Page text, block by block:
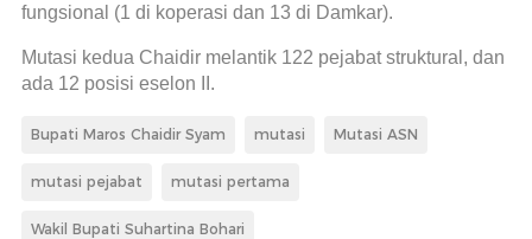
fungsional (1 di koperasi dan 13 di Damkar).
Mutasi kedua Chaidir melantik 122 pejabat struktural, dan
ada 12 posisi eselon II.
Bupati Maros Chaidir Syam mutasi Mutasi ASN
mutasi pejabat mutasi pertama
Wakil Bupati Suhartina Bohari